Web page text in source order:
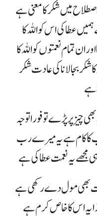
میں شکر کا معنی ہے
عطا کی اس کو اللہ کا
ان تمام نعمتوں کو اللہ کا
شکر بجا لانا کی عادت شکر
چیز پر پڑے تو فورا توجہ
کا کام ہے یہ میرے رب
یہ نعمت عطا کی ہے
بھی مول دے رکھی ہے
یہ اس کا خاص کرم ہے